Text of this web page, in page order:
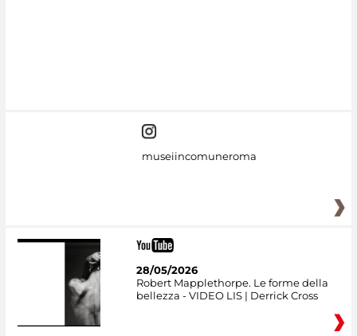
museiincomuneroma
28/05/2026
Robert Mapplethorpe. Le forme della
bellezza - VIDEO LIS | Derrick Cross